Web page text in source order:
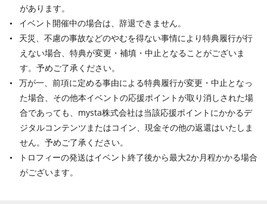
があります。
イベント開催中の場合は、辞退できません。
天災、不慮の事故などのやむを得ない事情により特典履行が行
えない場合、特典が変更・補填・中止となることがございま
す。予めご了承ください。
万が一、前項に定める事由による特典履行が変更・中止となっ
た場合、その他本イベントの応援ポイントが取り消しされた場
合であっても、mysta株式会社は当該応援ポイントにかかるデ
ジタルコンテンツまたはコイン、現金その他の返還はいたしま
せん。予めご了承ください。
トロフィーの発送はイベント終了後から最大2か月程かかる場合
がございます。